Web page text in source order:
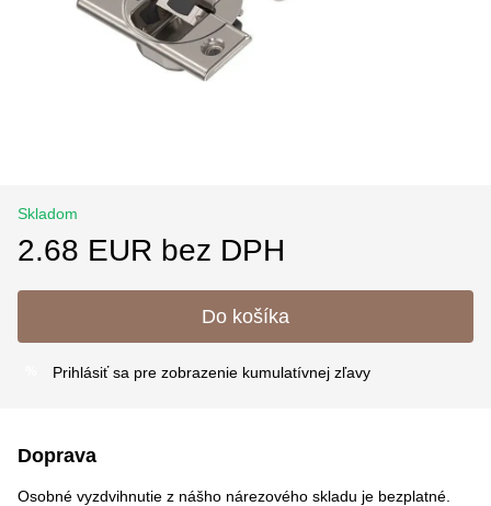
Skladom
2.68 EUR bez DPH
Do košíka
Prihlásiť sa pre zobrazenie kumulatívnej zľavy
Doprava
Osobné vyzdvihnutie z nášho nárezového skladu je bezplatné.